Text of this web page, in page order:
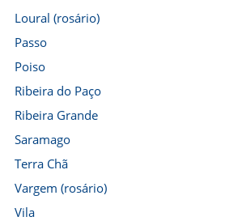
Loural (rosário)
Passo
Poiso
Ribeira do Paço
Ribeira Grande
Saramago
Terra Chã
Vargem (rosário)
Vila